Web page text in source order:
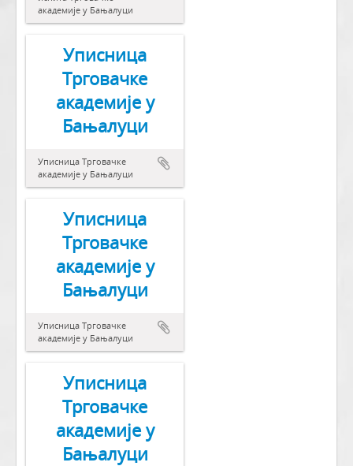
академије у Бањалуци
Уписница
Трговачке
академије у
Бањалуци
Уписница Трговачке
академије у Бањалуци
Уписница
Трговачке
академије у
Бањалуци
Уписница Трговачке
академије у Бањалуци
Уписница
Трговачке
академије у
Бањалуци